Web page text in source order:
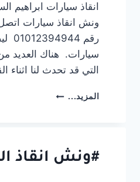
انقاذ سيارات
ونش انقاذ سيارات اتصل
سيارات. هناك العديد
التي قد تحدث لنا اثناء
المزيد... #ونش
#ونش انقاذ